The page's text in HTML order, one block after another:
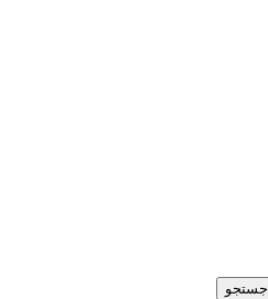
جستجو